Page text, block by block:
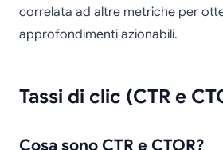
correlata ad altre metriche per
approfondimenti azionabili.
Tassi di clic (CTR e
Cosa sono CTR e CTOR?